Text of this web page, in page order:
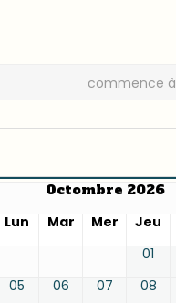
commence à
Octombre 2026
Lun Mar Mer Jeu
01
05 06 07 08